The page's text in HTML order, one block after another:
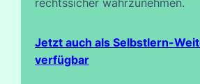
rechtssicher wahrzunehmen.
Jetzt auch als Selbstlern-
verfügbar